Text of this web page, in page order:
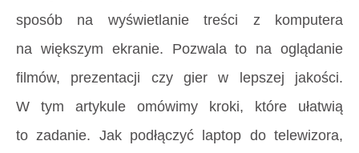
sposób na wyświetlanie treści z komputera
na większym ekranie. Pozwala to na oglądanie
filmów, prezentacji czy gier w lepszej jakości.
W tym artykule omówimy kroki, które ułatwią
to zadanie. Jak podłączyć laptop do telewizora,